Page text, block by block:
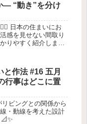
― “動き”を分け
日本の住まいにお
感を見せない間取り
りやすく紹介しま
と作法 #16 五月
行事はどこに置
ビングとの関係から
・動線を考えた設計